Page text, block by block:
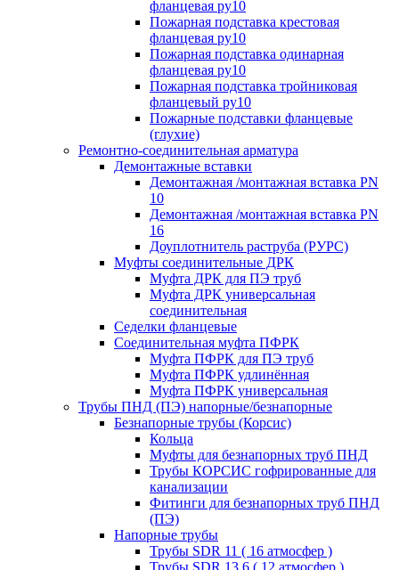
фланцевая ру10
Пожарная подставка крестовая
фланцевая ру10
Пожарная подставка одинарная
фланцевая ру10
Пожарная подставка тройниковая
фланцевый ру10
Пожарные подставки фланцевые
(глухие)
Ремонтно-соединительная арматура
Демонтажные вставки
Демонтажная /монтажная вставка PN
10
Демонтажная /монтажная вставка PN
16
Доуплотнитель раструба (РУРС)
Муфты соединительные ДРК
Муфта ДРК для ПЭ труб
Муфта ДРК универсальная
соединительная
Седелки фланцевые
Соединительная муфта ПФРК
Муфта ПФРК для ПЭ труб
Муфта ПФРК удлинённая
Муфта ПФРК универсальная
Трубы ПНД (ПЭ) напорные/безнапорные
Безнапорные трубы (Корсис)
Кольца
Муфты для безнапорных труб ПНД
Трубы КОРСИС гофрированные для
канализации
Фитинги для безнапорных труб ПНД
(ПЭ)
Напорные трубы
Трубы SDR 11 ( 16 атмосфер )
Трубы SDR 13,6 ( 12 атмосфер )